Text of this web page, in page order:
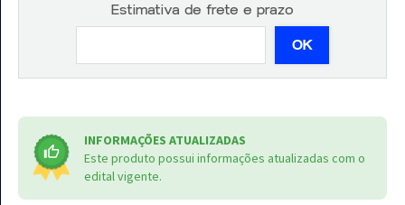
Estimativa de frete e prazo
OK
INFORMAÇÕES ATUALIZADAS
Este produto possui informações atualizadas com o
edital vigente.